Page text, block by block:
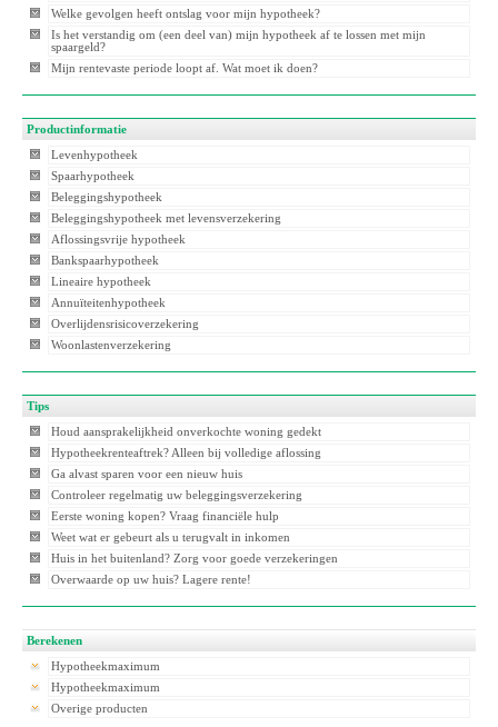
Welke gevolgen heeft ontslag voor mijn hypotheek?
Is het verstandig om (een deel van) mijn hypotheek af te lossen met mijn
spaargeld?
Mijn rentevaste periode loopt af. Wat moet ik doen?
Productinformatie
Levenhypotheek
Spaarhypotheek
Beleggingshypotheek
Beleggingshypotheek met levensverzekering
Aflossingsvrije hypotheek
Bankspaarhypotheek
Lineaire hypotheek
Annuïteitenhypotheek
Overlijdensrisicoverzekering
Woonlastenverzekering
Tips
Houd aansprakelijkheid onverkochte woning gedekt
Hypotheekrenteaftrek? Alleen bij volledige aflossing
Ga alvast sparen voor een nieuw huis
Controleer regelmatig uw beleggingsverzekering
Eerste woning kopen? Vraag financiële hulp
Weet wat er gebeurt als u terugvalt in inkomen
Huis in het buitenland? Zorg voor goede verzekeringen
Overwaarde op uw huis? Lagere rente!
Berekenen
Hypotheekmaximum
Hypotheekmaximum
Overige producten